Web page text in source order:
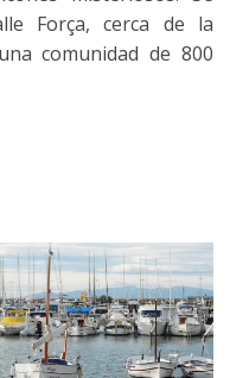
Força, cerca de la
comunidad de 800